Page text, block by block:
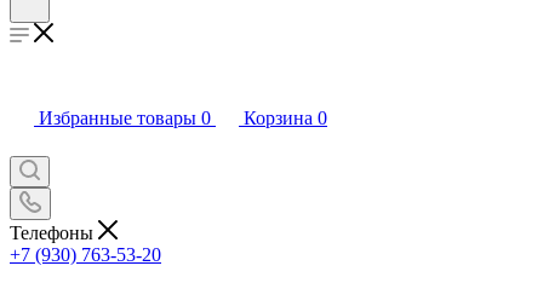
Избранные товары 0 Корзина 0
Телефоны
+7 (930) 763-53-20